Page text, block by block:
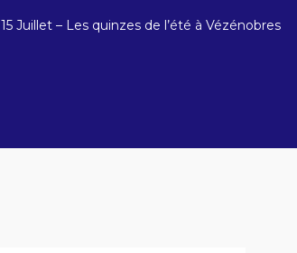
15 Juillet – Les quinzes de l’été à Vézénobres